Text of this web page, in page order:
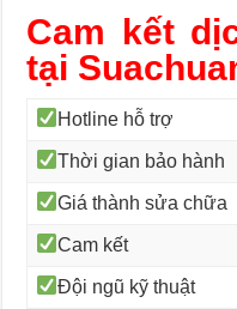
Cam kết
tại
Hotline hỗ trợ
Thời gian bảo hành
Giá thành sửa chữa
Cam kết
Đội ngũ kỹ thuật